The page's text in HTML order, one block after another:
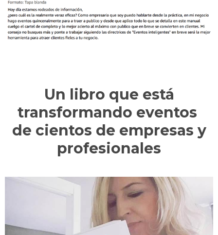
Un libro que está
transformando eventos
de cientos de empresas y
profesionales